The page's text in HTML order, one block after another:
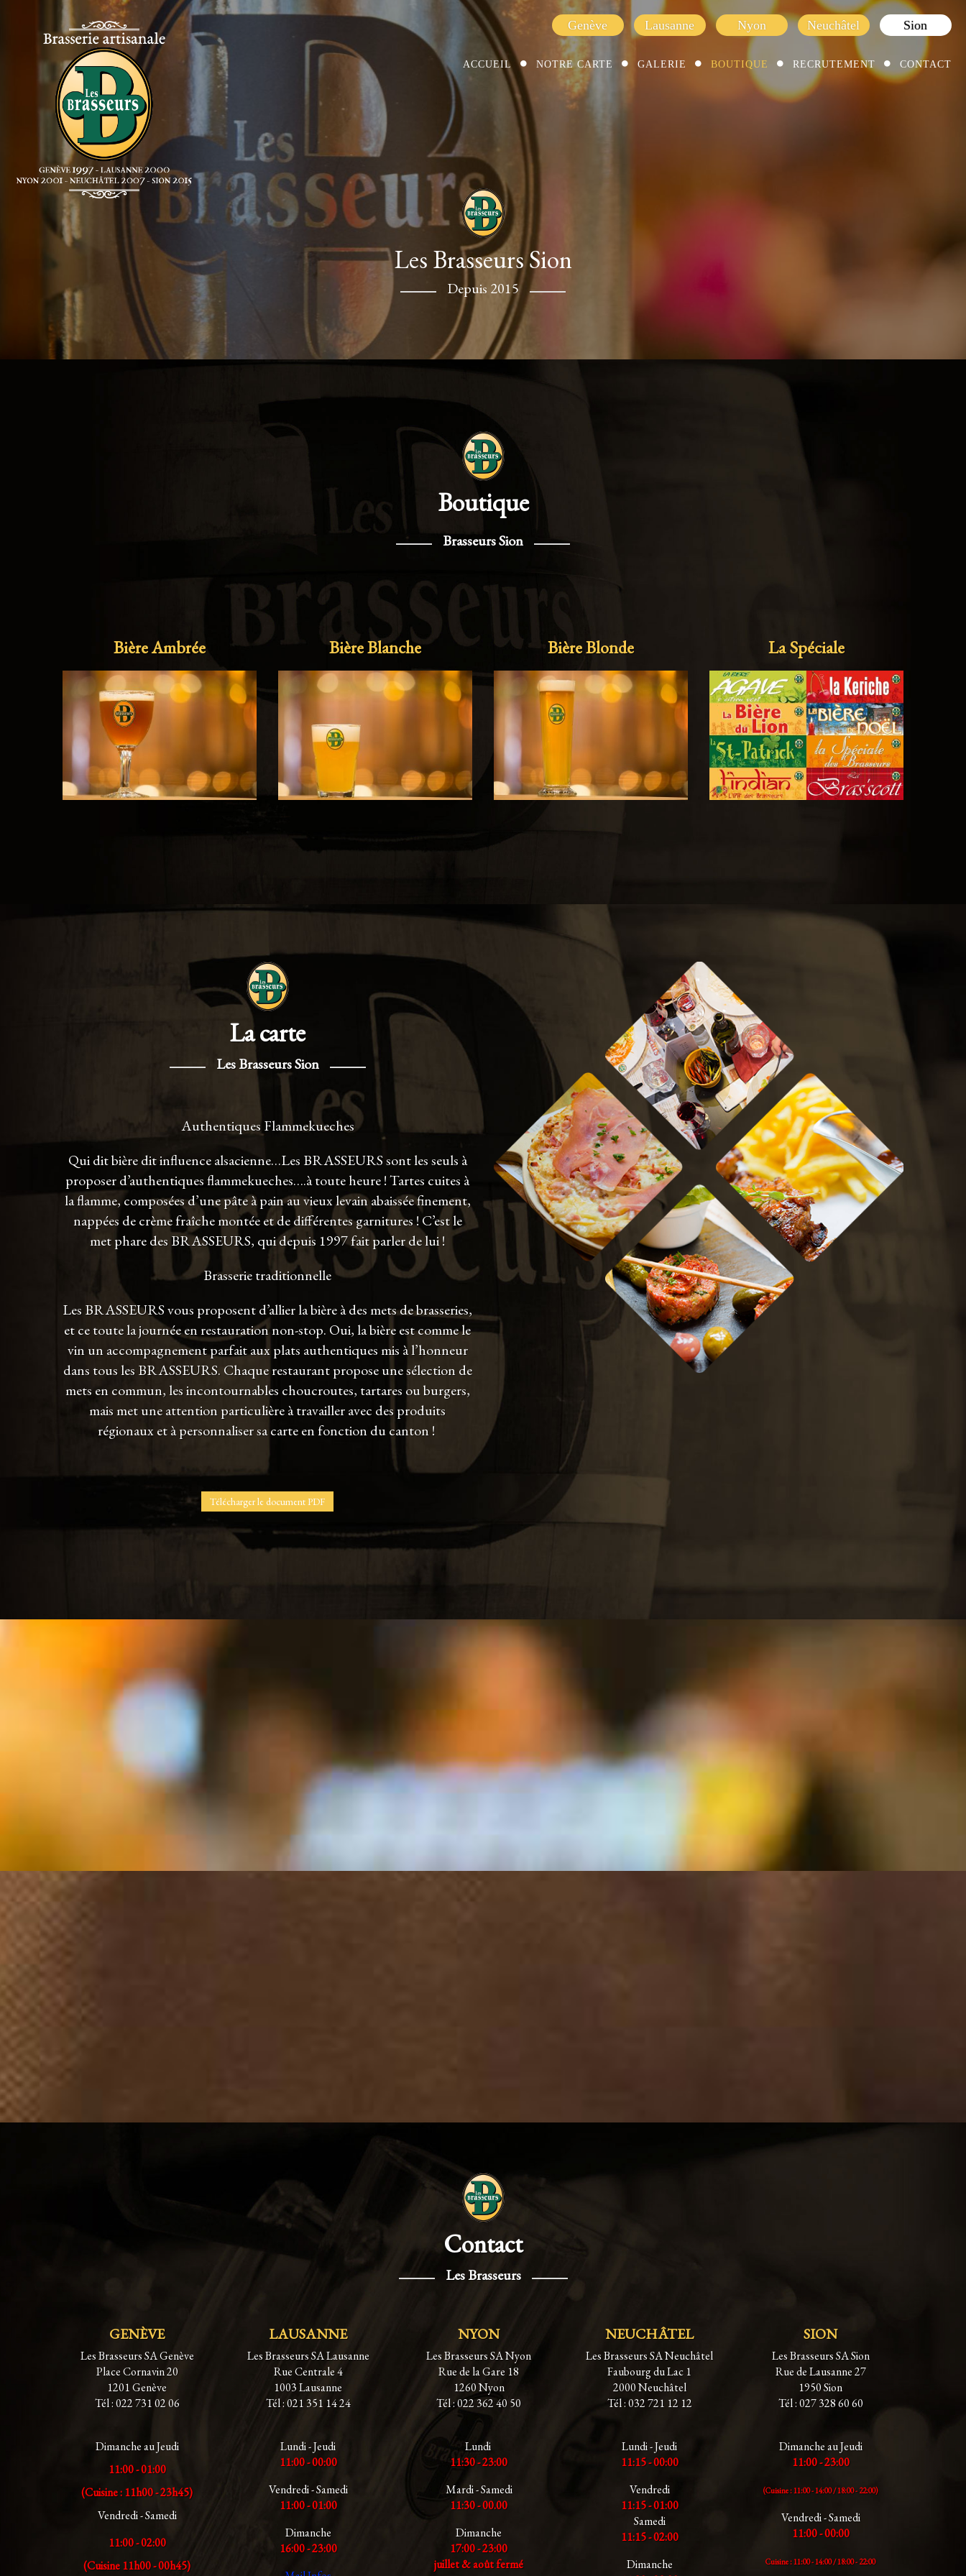
Genève Lausanne Nyon Neuchâtel Sion
ACCUEIL NOTRE CARTE GALERIE BOUTIQUE RECRUTEMENT CONTACT
Les Brasseurs Sion
Depuis 2015
Boutique
Brasseurs Sion
Bière Ambrée Bière Blanche Bière Blonde La Spéciale
La carte
Les Brasseurs Sion
Authentiques Flammekueches
Qui dit bière dit influence alsacienne…Les BRASSEURS sont les seuls à
proposer d’authentiques flammekueches….à toute heure ! Tartes cuites à
la flamme, composées d’une pâte à pain au vieux levain abaissée finement,
nappées de crème fraîche montée et de différentes garnitures ! C’est le
met phare des BRASSEURS, qui depuis 1997 fait parler de lui !
Brasserie traditionnelle
Les BRASSEURS vous proposent d’allier la bière à des mets de brasseries,
et ce toute la journée en restauration non-stop. Oui, la bière est comme le
vin un accompagnement parfait aux plats authentiques mis à l’honneur
dans tous les BRASSEURS. Chaque restaurant propose une sélection de
mets en commun, les incontournables choucroutes, tartares ou burgers,
mais met une attention particulière à travailler avec des produits
régionaux et à personnaliser sa carte en fonction du canton !
Télécharger le document PDF
Contact
Les Brasseurs
GENÈVE
Les Brasseurs SA Genève
Place Cornavin 20
1201 Genève
Tél : 022 731 02 06
Dimanche au Jeudi
11:00 - 01:00
(Cuisine : 11h00 - 23h45)
Vendredi - Samedi
11:00 - 02:00
(Cuisine 11h00 - 00h45)
LAUSANNE
Les Brasseurs SA Lausanne
Rue Centrale 4
1003 Lausanne
Tél : 021 351 14 24
Lundi - Jeudi
11:00 - 00:00
Vendredi - Samedi
11:00 - 01:00
Dimanche
16:00 - 23:00
NYON
Les Brasseurs SA Nyon
Rue de la Gare 18
1260 Nyon
Tél : 022 362 40 50
Lundi
11:30 - 23:00
Mardi - Samedi
11:30 - 00.00
Dimanche
17:00 - 23:00
juillet & août fermé
NEUCHÂTEL
Les Brasseurs SA Neuchâtel
Faubourg du Lac 1
2000 Neuchâtel
Tél : 032 721 12 12
Lundi - Jeudi
11:15 - 00:00
Vendredi
11:15 - 01:00
Samedi
11:15 - 02:00
Dimanche
SION
Les Brasseurs SA Sion
Rue de Lausanne 27
1950 Sion
Tél : 027 328 60 60
Dimanche au Jeudi
11:00 - 23:00
(Cuisine : 11:00 - 14:00 /18:00 - 22:00)
Vendredi - Samedi
11:00 - 00:00
Cuisine : 11:00 - 14:00 /18:00 - 22:00